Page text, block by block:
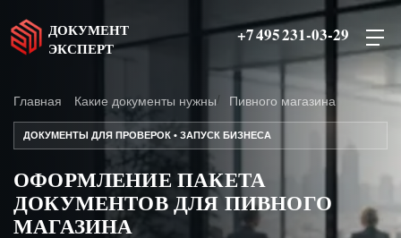
ДОКУМЕНТ
ЭКСПЕРТ
+7 495 231-03-29
Главная Какие документы нужны Пивного магазина
ДОКУМЕНТЫ ДЛЯ ПРОВЕРОК • ЗАПУСК БИЗНЕСА
ОФОРМЛЕНИЕ ПАКЕТА
ДОКУМЕНТОВ ДЛЯ ПИВНОГО
МАГАЗИНА